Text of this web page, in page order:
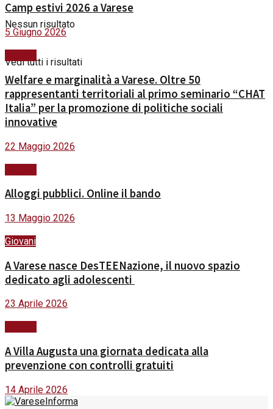
Nessun risultato
Vedi tutti i risultati
Camp estivi 2026 a Varese
5 Giugno 2026
Welfare e marginalità a Varese. Oltre 50
rappresentanti territoriali al primo seminario “CHAT
Italia” per la promozione di politiche sociali
innovative
22 Maggio 2026
Alloggi pubblici. Online il bando
13 Maggio 2026
Giovani
A Varese nasce DesTEENazione, il nuovo spazio
dedicato agli adolescenti
23 Aprile 2026
A Villa Augusta una giornata dedicata alla
prevenzione con controlli gratuiti
14 Aprile 2026